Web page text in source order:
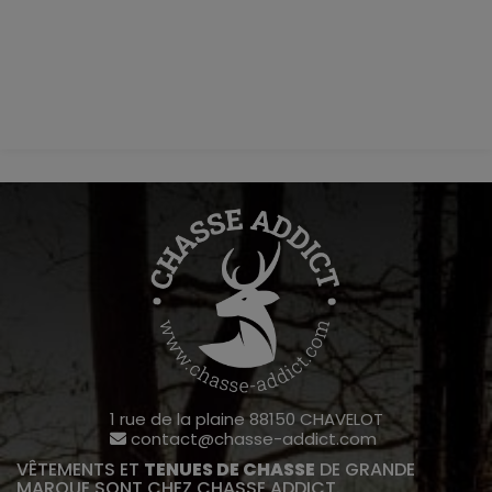
1 rue de la plaine 88150 CHAVELOT
contact@chasse-addict.com
VÊTEMENTS ET TENUES DE CHASSE DE GRANDE